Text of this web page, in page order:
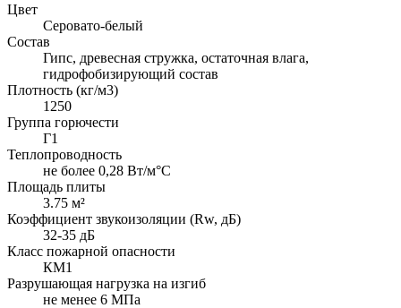
Цвет
Серовато-белый
Состав
Гипс, древесная стружка, остаточная влага,
гидрофобизирующий состав
Плотность (кг/м3)
1250
Группа горючести
Г1
Теплопроводность
не более 0,28 Вт/м°С
Площадь плиты
3.75 м²
Коэффициент звукоизоляции (Rw, дБ)
32-35 дБ
Класс пожарной опасности
КМ1
Разрушающая нагрузка на изгиб
не менее 6 МПа